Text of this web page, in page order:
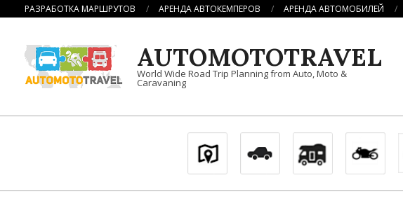
Перейти
содержимому
РАЗРАБОТКА МАРШРУТОВ АРЕНДА АВТОКЕМПЕРОВ АРЕНДА АВТОМОБИЛЕЙ
AUTOMOTOTRAVEL
World Wide Road Trip Planning from Auto, Moto &
Caravaning